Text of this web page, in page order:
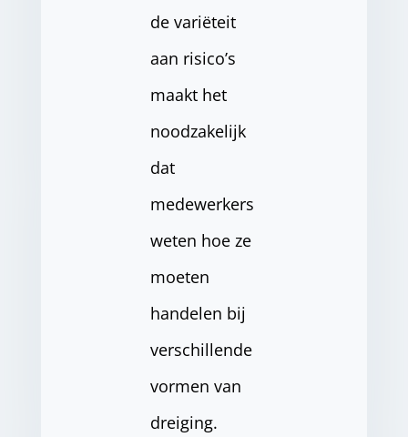
de variëteit
aan risico’s
maakt het
noodzakelijk
dat
medewerkers
weten hoe ze
moeten
handelen bij
verschillende
vormen van
dreiging.